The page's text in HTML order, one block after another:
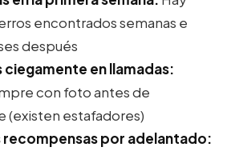
encontrados semanas e
después
ciegamente en llamadas:
con foto antes de
(existen estafadores)
recompensas por adelantado: